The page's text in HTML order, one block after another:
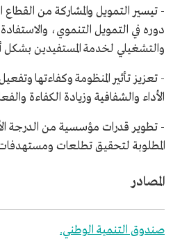
- تيسير التمويل والمشاركة من
دوره في التمويل التنموي،
والتشغيلي لخدمة المستفيدين
- تعزيز تأثير المنظومة وكفاءتها
الأداء والشفافية وزيادة الكفاءة
- تطوير قدرات مؤسسية من الدرجة
المطلوبة لتحقيق تطلعات
المصادر
صندوق التنمية الوطني.